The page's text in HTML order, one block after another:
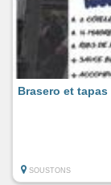
Brasero et
SOUSTONS